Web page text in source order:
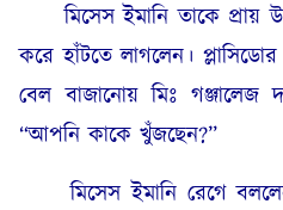
মিসেস ইমানি তাকে প্রায়
করে হাঁটতে লাগলেন।
বেল বাজানোয় মিঃ গঞ্জালেজ
“আপনি কাকে খুঁজছেন?”
মিসেস ইমানি রেগে